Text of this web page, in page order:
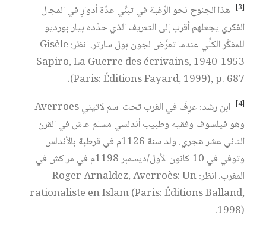
[3]
هذا الجنوح نحو الرّغبة في تبنِّي عدّة أدوارٍ في المجال
الفكري يجعلهم أقرب إلى التعريف الذي حدّده بيار بورديو
للمفكِّر الكلِّي عندما تعرَّض لجون بول سارتر. انظر: Gisèle
Sapiro, La Guerre des écrivains, 1940-1953
(Paris: Éditions Fayard, 1999), p. 687.
[4]
ابن رشد: عرِفَ في الغرب تحت اسم لاتيني Averroes
وهو فيلسوف وفقيه وطبيب أندلسي مسلم عاش في القرن
الثاني عشر هجري. ولد سنة 1126م في قرطبة بالأندلس
وتوفي في 10 كانون الأول/ديسمبر 1198م في مراكش في
المغرب. انظر: Roger Arnaldez, Averroès: Un
rationaliste en Islam (Paris: Éditions Balland,
1998).